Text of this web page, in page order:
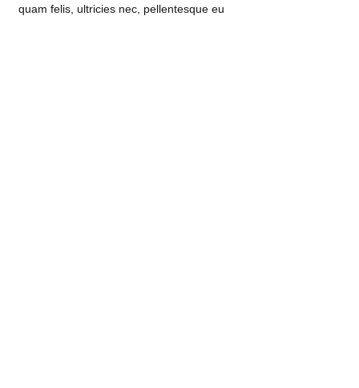
quam felis, ultricies nec, pellentesque eu